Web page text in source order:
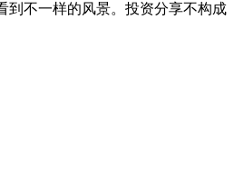
到不一样的风景。投资分享不构成